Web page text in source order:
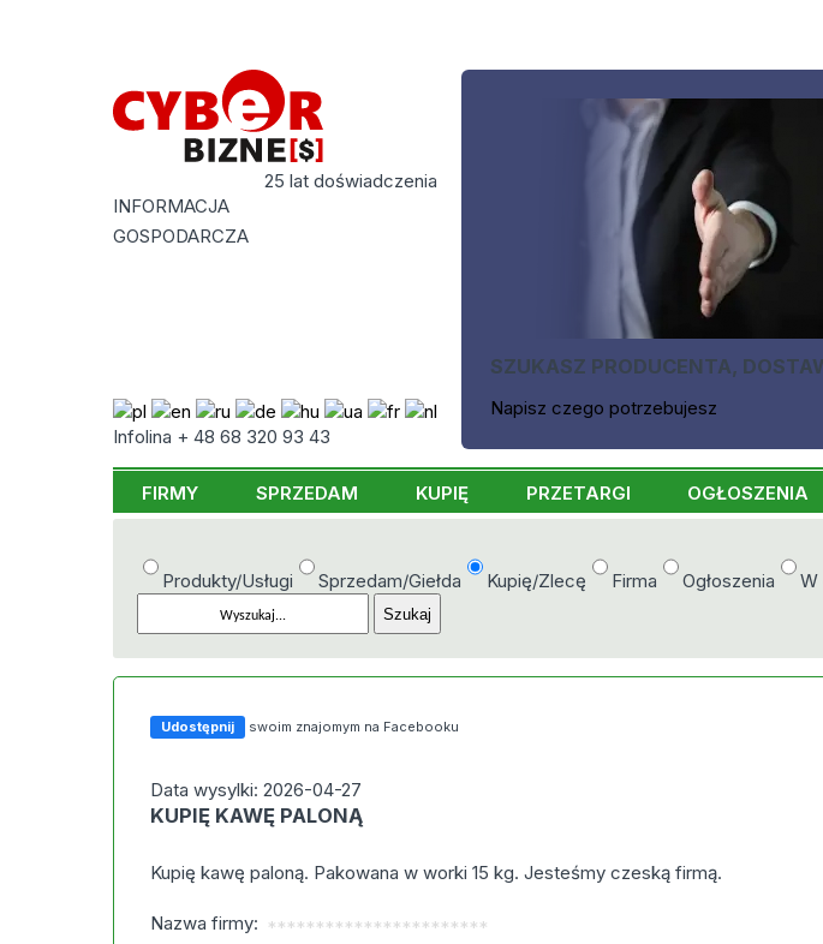
25 lat doświadczenia
INFORMACJA
GOSPODARCZA
Infolina + 48 68 320 93 43
SZUKASZ PRODUCENTA,
Napisz czego potrzebujesz
FIRMY SPRZEDAM KUPIĘ PRZETARGI OGŁOSZENIA
Produkty/Usługi Sprzedam/Giełda Kupię/Zlecę Firma Ogłoszenia W
Udostępnij swoim znajomym na Facebooku
Data wysylki: 2026-04-27
KUPIĘ KAWĘ PALONĄ
Kupię kawę paloną. Pakowana w worki 15 kg. Jesteśmy czeską firmą.
Nazwa firmy: ***********************